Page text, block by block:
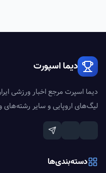
دیما اسپورت
دیما اسپرت مرجع اخبار ورزشی
لیگ‌های اروپایی و سایر
دسته‌بندی‌ها